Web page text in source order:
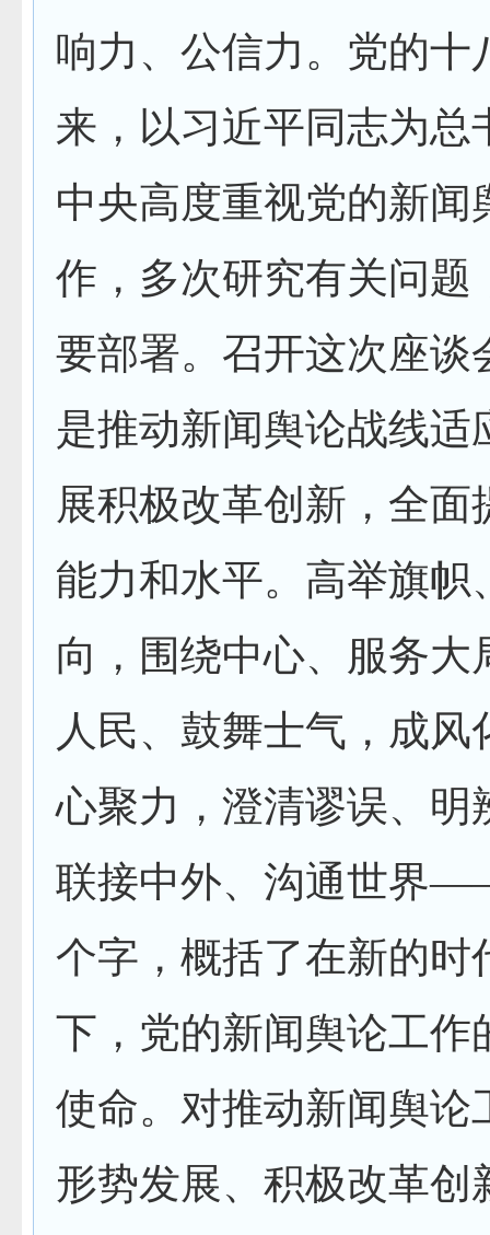
响力、公信力。党的十
来，以习近平同志为总
中央高度重视党的新闻
作，多次研究有关问题
要部署。召开这次座谈
是推动新闻舆论战线适
展积极改革创新，全面
能力和水平。高举旗帜
向，围绕中心、服务大
人民、鼓舞士气，成风
心聚力，澄清谬误、明
联接中外、沟通世界
个字，概括了在新的时
下，党的新闻舆论工作
使命。对推动新闻舆论
形势发展、积极改革创